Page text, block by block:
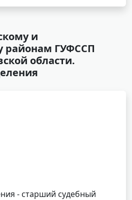
и
районам ГУФССП
области.
- старший судебный